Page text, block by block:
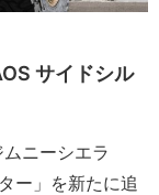
サイドシル
ニーシエラ
ー」を新たに追